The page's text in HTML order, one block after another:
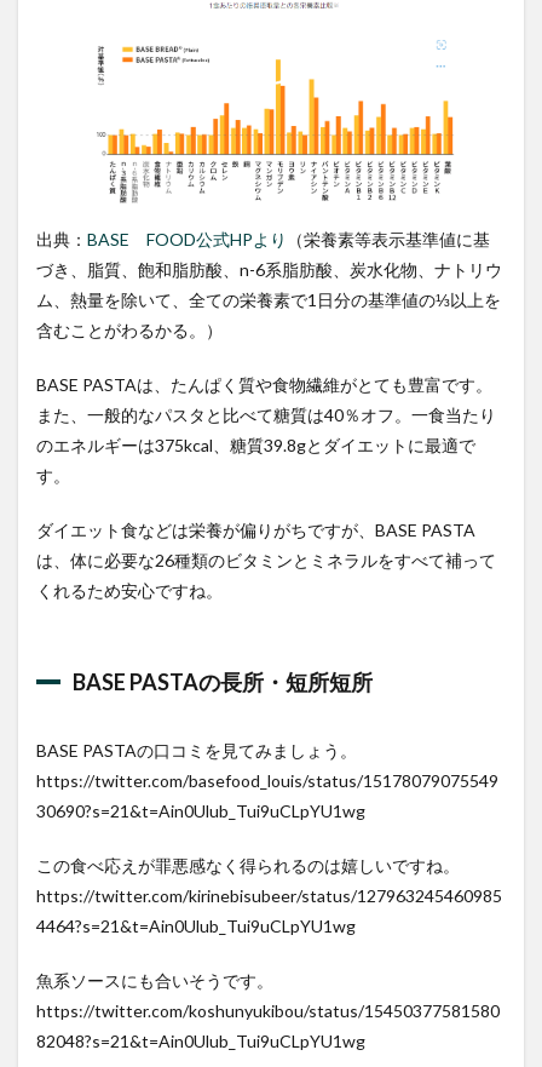
出典： BASE FOOD公式HPより
（栄養素等表示基準値に基
づき、脂質、飽和脂肪酸、n-6系脂肪酸、炭水化物、ナトリウ
ム、熱量を除いて、全ての栄養素で1日分の基準値の⅓以上を
含むことがわるかる。）
BASE PASTAは、たんぱく質や食物繊維がとても豊富です。
また、一般的なパスタと比べて糖質は40％オフ。一食当たり
のエネルギーは375kcal、糖質39.8gとダイエットに最適で
す。
ダイエット食などは栄養が偏りがちですが、BASE PASTA
は、体に必要な26種類のビタミンとミネラルをすべて補って
くれるため安心ですね。
BASE PASTAの長所・短所短所
BASE PASTAの口コミを見てみましょう。
https://twitter.com/basefood_louis/status/15178079075549
30690?s=21&t=Ain0Ulub_Tui9uCLpYU1wg
この食べ応えが罪悪感なく得られるのは嬉しいですね。
https://twitter.com/kirinebisubeer/status/127963245460985
4464?s=21&t=Ain0Ulub_Tui9uCLpYU1wg
魚系ソースにも合いそうです。
https://twitter.com/koshunyukibou/status/15450377581580
82048?s=21&t=Ain0Ulub_Tui9uCLpYU1wg